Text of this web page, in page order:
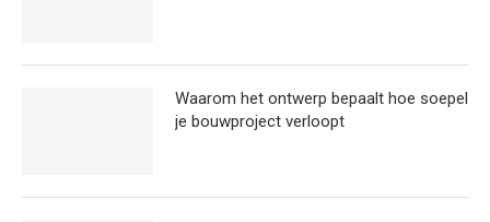
Waarom het ontwerp bepaalt hoe soepel
je bouwproject verloopt